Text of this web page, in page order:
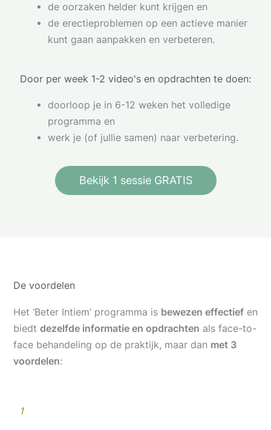
de oorzaken helder kunt krijgen en
de erectieproblemen op een actieve manier
kunt gaan aanpakken en verbeteren.
Door per week 1-2 video's en opdrachten te doen:
doorloop je in 6-12 weken het volledige
programma en
werk je (of jullie samen) naar verbetering.
Bekijk 1 sessie GRATIS
De voordelen
Het ‘Beter Intiem’ programma is bewezen effectief en
biedt dezelfde informatie en opdrachten als face-to-
face behandeling op de praktijk, maar dan met 3
voordelen:
1